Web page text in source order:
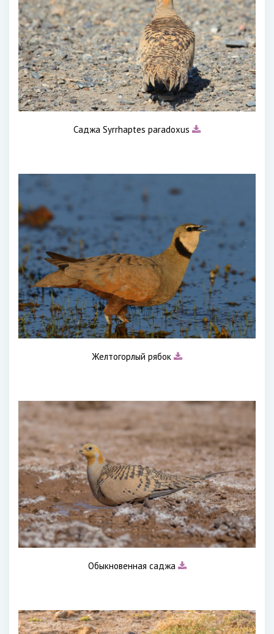
Саджа Syrrhaptes paradoxus
Желтогорлый рябок
Обыкновенная саджа